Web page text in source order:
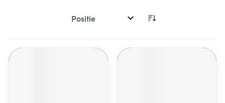
Sorteer op: